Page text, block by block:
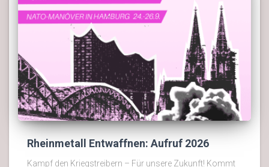
Rheinmetall Entwaffnen: Aufruf 2026
Kampf den Kriegstreibern – Für unsere Zukunft! Kommt